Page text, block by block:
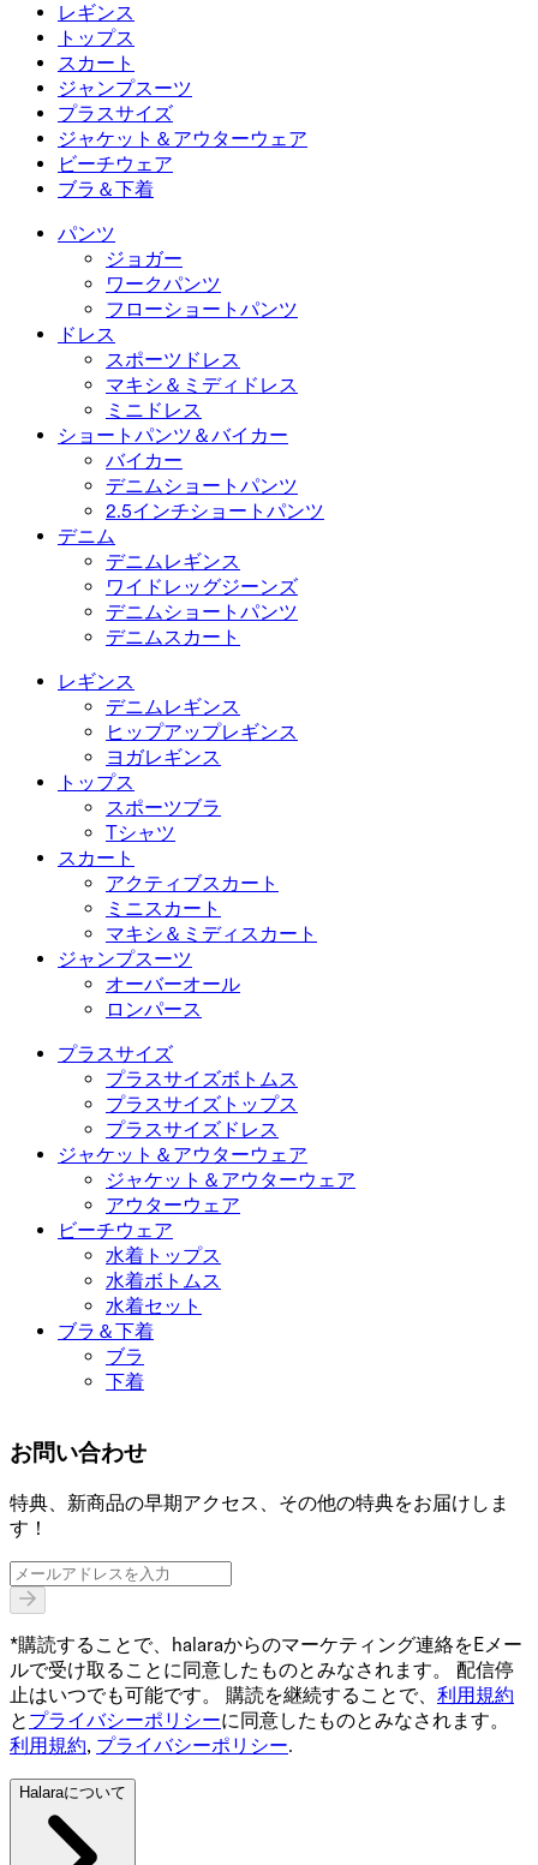
ミニドレス
デニムショートパンツ
2.5インチショートパンツ
デニムレギンス
ワイドレッグジーンズ
デニムショートパンツ
デニムスカート
レギンス
レギンス
デニムレギンス
ヒップアップレギンス
ヨガレギンス
トップス
トップス
スポーツブラ
Tシャツ
スカート
スカート
アクティブスカート
ミニスカート
マキシ＆ミディスカート
ジャンプスーツ
ジャンプスーツ
オーバーオール
ロンパース
プラスサイズ
プラスサイズ
プラスサイズボトムス
プラスサイズトップス
プラスサイズドレス
ジャケット＆アウターウェア
ジャケット＆アウターウェア
ジャケット＆アウターウェア
アウターウェア
ビーチウェア
ビーチウェア
水着トップス
水着ボトムス
水着セット
ブラ＆下着
ブラ＆下着
ブラ
下着
パンツ
ジョガー
ワークパンツ
フローショートパンツ
ドレス
スポーツドレス
マキシ＆ミディドレス
ミニドレス
ショートパンツ＆バイカー
バイカー
デニムショートパンツ
2.5インチショートパンツ
デニム
デニムレギンス
ワイドレッグジーンズ
デニムショートパンツ
デニムスカート
レギンス
デニムレギンス
ヒップアップレギンス
ヨガレギンス
トップス
スポーツブラ
Tシャツ
スカート
アクティブスカート
ミニスカート
マキシ＆ミディスカート
ジャンプスーツ
オーバーオール
ロンパース
プラスサイズ
プラスサイズボトムス
プラスサイズトップス
プラスサイズドレス
ジャケット＆アウターウェア
ジャケット＆アウターウェア
アウターウェア
ビーチウェア
水着トップス
水着ボトムス
水着セット
ブラ＆下着
ブラ
下着
お問い合わせ
特典、新商品の早期アクセス、その他の特典をお届けしま
す！
*購読することで、halaraからのマーケティング連絡をEメー
ルで受け取ることに同意したものとみなされます。 配信停
止はいつでも可能です。 購読を継続することで、 利用規約
と プライバシーポリシーに同意したものとみなされます。
利用規約, プライバシーポリシー.
Halaraについて